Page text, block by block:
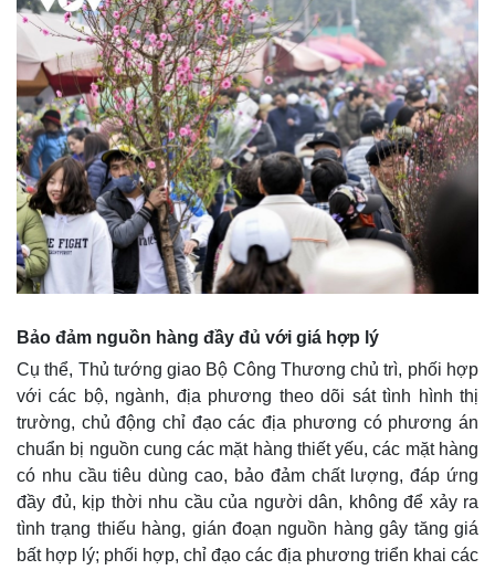
Bảo đảm nguồn hàng đầy đủ với giá hợp lý
Cụ thể, Thủ tướng giao Bộ Công Thương chủ trì, phối hợp
với các bộ, ngành, địa phương theo dõi sát tình hình thị
trường, chủ động chỉ đạo các địa phương có phương án
chuẩn bị nguồn cung các mặt hàng thiết yếu, các mặt hàng
có nhu cầu tiêu dùng cao, bảo đảm chất lượng, đáp ứng
đầy đủ, kịp thời nhu cầu của người dân, không để xảy ra
tình trạng thiếu hàng, gián đoạn nguồn hàng gây tăng giá
bất hợp lý; phối hợp, chỉ đạo các địa phương triển khai các